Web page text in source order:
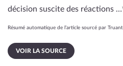
décision suscite des réactions …
Résumé automatique de l’article sourcé par
VOIR LA SOURCE